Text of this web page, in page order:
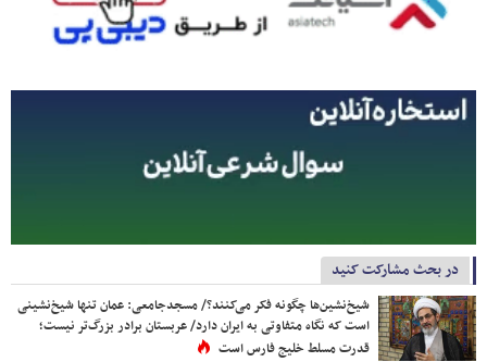
در بحث مشارکت کنید
شیخ‌نشین‌ها چگونه فکر می‌کنند؟/ مسجدجامعی: عمان تنها شیخ‌نشینی
است که نگاه متفاوتی به ایران دارد/ عربستان برادر بزرگ‌تر نیست؛
قدرت مسلط خلیج فارس است